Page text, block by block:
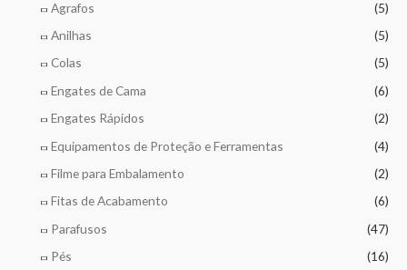
Agrafos
(5)
Anilhas
(5)
Colas
(5)
Engates de Cama
(6)
Engates Rápidos
(2)
Equipamentos de Proteção e Ferramentas
(4)
Filme para Embalamento
(2)
Fitas de Acabamento
(6)
Parafusos
(47)
Pés
(16)